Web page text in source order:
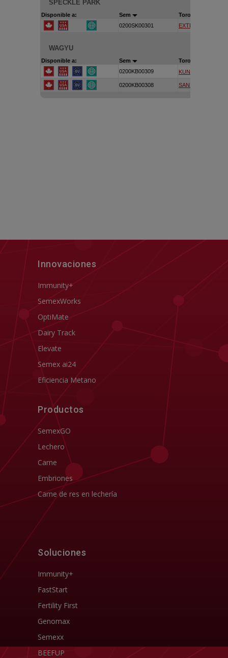
Innovaciones
Immunity+
SemexWorks
OptiMate
Dairy Track
Elevate
Semex ai24
Eficiencia Metano
Productos
SemexGO
Lechero
Carne
Embriones
Carne de res en lechería
Soluciones
Immunity+
FastStart
Fertility First
Genomax
Semexx
BEEFUP